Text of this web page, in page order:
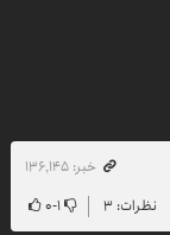
خبر: ۱۳۶٬۱۴۵
نظرات: ۳ ۱-۰